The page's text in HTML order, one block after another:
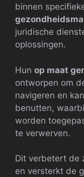
binnen
juridische
oplossingen.
Hun op maat
ontworpen om
navigeren en
benutten,
worden
te verwerven.
Dit verbetert de
en versterkt de